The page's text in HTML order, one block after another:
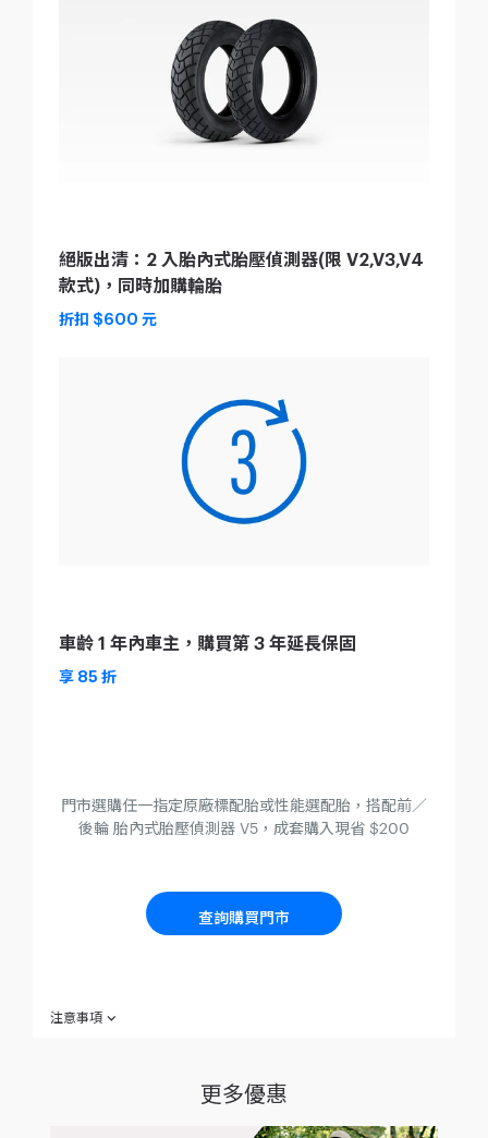
絕版出清：2 入胎內式胎壓偵測器(限 V2,V3,V4
款式)，同時加購輪胎
折扣 $600 元
車齡 1 年內車主，購買第 3 年延長保固
享 85 折
門市選購任一指定原廠標配胎或性能選配胎，搭配前／
後輪 胎內式胎壓偵測器 V5，成套購入現省 $200
查詢購買門市
注意事項
上述圖片僅供示意，請以實際產品為主。
欲參加本活動之消費者（下稱「參加人」）於參加之同時，即
視為同意本注意事項之規範；如不願同意本注意事項之全部或
更多優惠